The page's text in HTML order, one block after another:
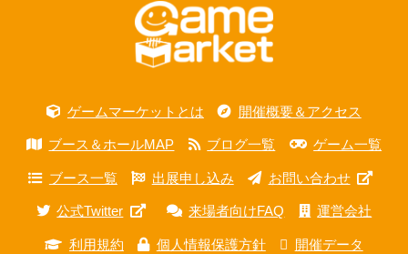
ゲームマーケットとは 開催概要＆アクセス
ブース＆ホールMAP ブログ一覧 ゲーム一覧
ブース一覧 出展申し込み お問い合わせ
公式Twitter 来場者向けFAQ 運営会社
利用規約 個人情報保護方針 開催データ